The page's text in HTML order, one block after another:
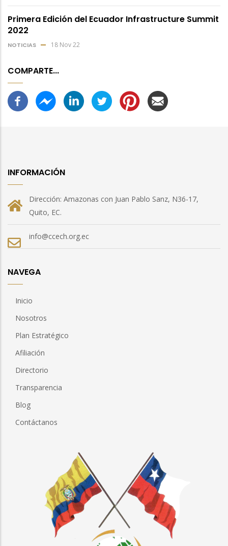
Primera Edición del Ecuador Infrastructure Summit
2022
NOTICIAS 18 Nov 22
COMPARTE...
INFORMACIÓN
Dirección: Amazonas con Juan Pablo Sanz, N36-17,
Quito, EC.
info@ccech.org.ec
NAVEGA
Inicio
Nosotros
Plan Estratégico
Afiliación
Directorio
Transparencia
Blog
Contáctanos